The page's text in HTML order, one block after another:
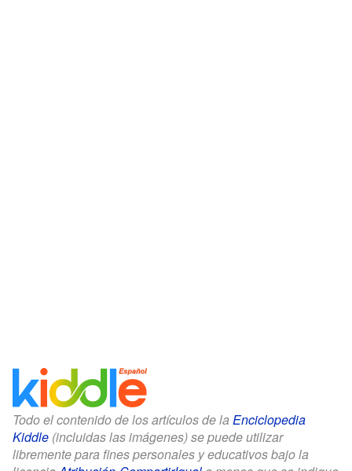
Todo el contenido de los artículos de la Enciclopedia
Kiddle (incluidas las imágenes) se puede utilizar
libremente para fines personales y educativos bajo la